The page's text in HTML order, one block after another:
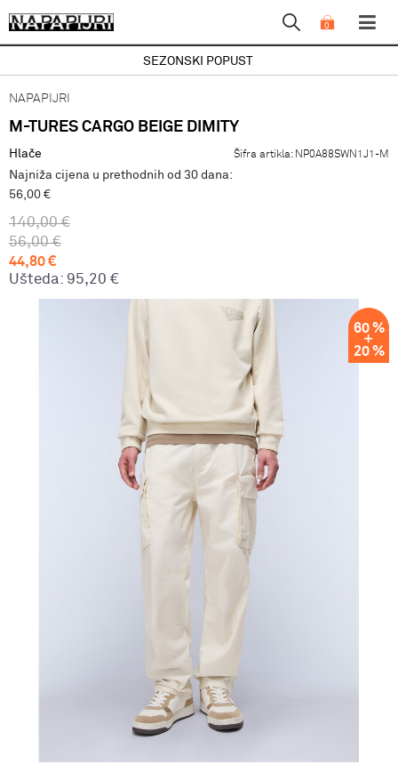
0
SEZONSKI POPUST
NAPAPIJRI
M-TURES CARGO BEIGE DIMITY
Hlače Šifra artikla: NP0A88SWN1J1-M
Najniža cijena u prethodnih od 30 dana:
56,00 €
140,00 €
56,00 €
44,80€
Ušteda: 95,20 €
60 %
20 %